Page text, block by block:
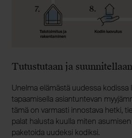
Tutustutaan ja
Unelma elämästä uudessa kodissa
tapaamisella asiantuntevan
tämä on varmasti innostava hetki,
palat halusta kuulla miten
paketoida uudeksi kodiksi.